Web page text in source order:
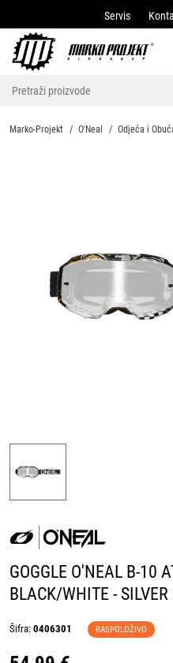
Servis
Marko-Projekt O'Neal Odjeća i
GOGGLE O'NEAL B-10
BLACK/WHITE - SILVER
Šifra: 0406301 RASPOLOŽIVO